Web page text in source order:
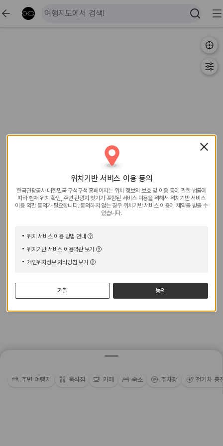
위치기반 서비스 이용 동의
한국관광공사 대한민국 구석구석 홈페이지는 위치 정보의 보호 및 이용 등에 관한 법률에
따라 현재 위치 확인, 주변관광지 찾기가 포함된 서비스 이용을 위해서 위치기반서비스
이용 약관 동의가 필요합니다. 동의하지 않는 경우 위치기반 서비스 이용에 제약을 받을 수
있습니다.
위치 서비스 이용 방법 안내
위치기반 서비스 이용약관 보기
개인위치정보 처리방침 보기
거절 동의
주변 여행지 음식점 카페 숙소 주차장 전기차 충